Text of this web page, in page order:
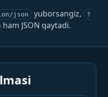
json yuborsangiz,
?
JSON qaytadi.